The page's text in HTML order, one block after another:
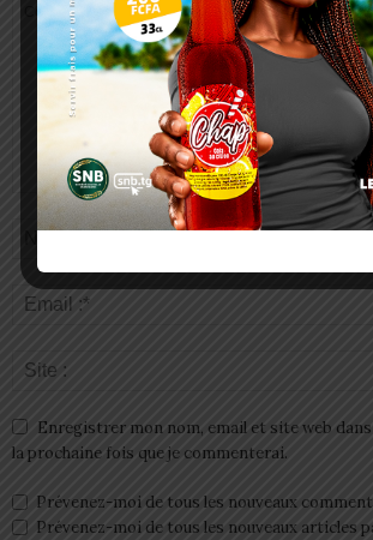
Enregistrer mon nom, email et site web
la prochaine fois que je commenterai.
Prévenez-moi de tous les nouveaux
Prévenez-moi de tous les nouveaux articles